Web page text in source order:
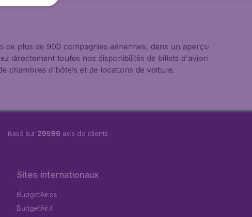
plus de 900 compagnies aériennes, dans un aperçu
directement toutes nos disponibilités de billets d'avion
chambres d'hôtels et de locations de voiture.
Basé sur 29596 avis de clients
Sites internationaux
BudgetAir.es
BudgetAir.it